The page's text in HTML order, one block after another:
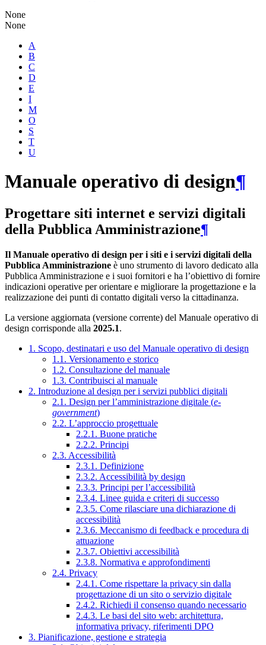
None
None
A
B
C
D
E
I
M
O
S
T
U
Manuale operativo di design¶
Progettare siti internet e servizi digitali
della Pubblica Amministrazione¶
Il Manuale operativo di design per i siti e i servizi digitali della
Pubblica Amministrazione è uno strumento di lavoro dedicato alla
Pubblica Amministrazione e i suoi fornitori e ha l’obiettivo di fornire
indicazioni operative per orientare e migliorare la progettazione e la
realizzazione dei punti di contatto digitali verso la cittadinanza.
La versione aggiornata (versione corrente) del Manuale operativo di
design corrisponde alla 2025.1.
1. Scopo, destinatari e uso del Manuale operativo di design
1.1. Versionamento e storico
1.2. Consultazione del manuale
1.3. Contribuisci al manuale
2. Introduzione al design per i servizi pubblici digitali
2.1. Design per l’amministrazione digitale (e-
government)
2.2. L’approccio progettuale
2.2.1. Buone pratiche
2.2.2. Principi
2.3. Accessibilità
2.3.1. Definizione
2.3.2. Accessibilità by design
2.3.3. Principi per l’accessibilità
2.3.4. Linee guida e criteri di successo
2.3.5. Come rilasciare una dichiarazione di
accessibilità
2.3.6. Meccanismo di feedback e procedura di
attuazione
2.3.7. Obiettivi accessibilità
2.3.8. Normativa e approfondimenti
2.4. Privacy
2.4.1. Come rispettare la privacy sin dalla
progettazione di un sito o servizio digitale
2.4.2. Richiedi il consenso quando necessario
2.4.3. Le basi del sito web: architettura,
informativa privacy, riferimenti DPO
3. Pianificazione, gestione e strategia